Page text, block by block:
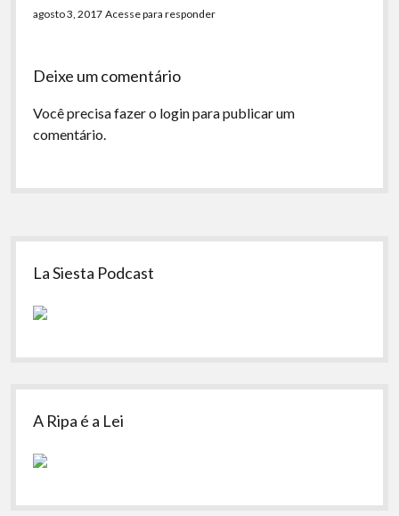
agosto 3, 2017 Acesse para responder
Deixe um comentário
Você precisa fazer o loginpara publicar um
comentário.
Sidebar
La Siesta Podcast
A Ripa é a Lei